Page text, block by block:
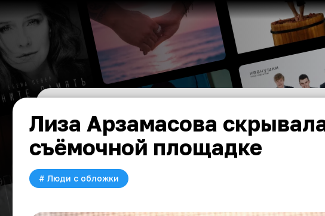
Лиза Арзамасова
съёмочной площадке
# Люди с обложки